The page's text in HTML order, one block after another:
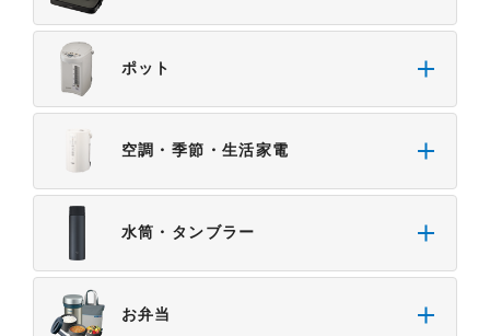
ポット
空調・季節・生活家電
水筒・タンブラー
お弁当